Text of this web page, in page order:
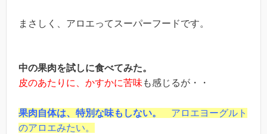
まさしく、アロエってスーパーフードです。
中の果肉を試しに食べてみた。
皮のあたりに、かすかに苦味も感じるが・・
果肉自体は、 特別な味もしない。
アロエヨーグルト
のアロエみたい。